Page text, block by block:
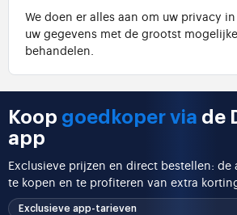
We doen er alles aan om uw privacy
uw gegevens met de grootst
behandelen.
Koop goedkoper via de
app
Exclusieve prijzen en direct bestellen: de
te kopen en te profiteren van extra
Exclusieve app-tarieven